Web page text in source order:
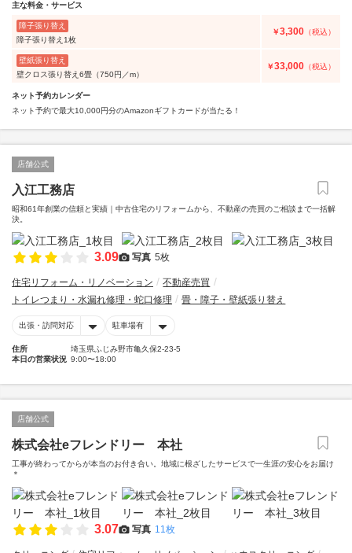
主な料金・サービス
障子張り替え
障子張り替え1枚
￥3,300 （税込）
壁紙張り替え
壁クロス張り替え6畳（750円／m）
￥33,000 （税込）
ネット予約カレンダー
ネット予約で最大10,000円分のAmazonギフトカードが当たる！
店舗公式
入江工務店
昭和61年創業の信頼と実績｜中古住宅のリフォームから、不動産の売買のご相談まで一括解
決。
3.09 写真 5枚
住宅リフォーム・リノベーション
不動産売買
トイレつまり・水漏れ修理・蛇口修理
畳・障子・壁紙張り替え
出張・訪問対応 駐車場有
住所
埼玉県ふじみ野市亀久保2-23-5
本日の営業状況 9:00〜18:00
店舗公式
株式会社eフレンドリー 本社
工事が終わってからが本当のお付き合い。地域に根ざしたサービスで一生涯の安心をお届け
＊
3.07 写真 11枚